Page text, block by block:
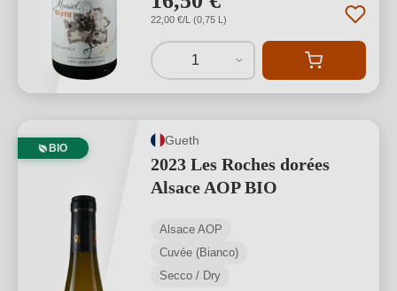
22,00 €/L (0,75 L)
1
BIO
Gueth
2023 Les Roches dorées
Alsace AOP BIO
Alsace AOP
Cuvée (Bianco)
Secco / Dry